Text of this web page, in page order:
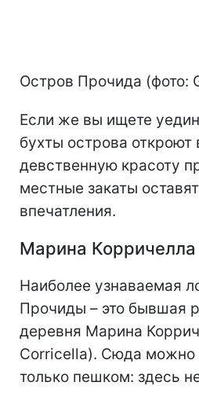
Остров Прочида (фото:
Если же вы ищете
бухты острова откроют
девственную красоту
местные закаты
впечатления.
Марина Корричелла
Наиболее узнаваемая
Прочиды – это бывшая
деревня Марина
Corricella). Сюда можно
только пешком: здесь